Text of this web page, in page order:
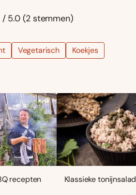
/ 5.0 (2 stemmen)
Vegetarisch Koekjes
recepten
Klassieke